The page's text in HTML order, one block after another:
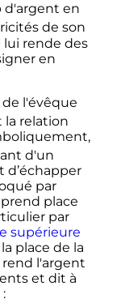
d'argent en
de son
lui rende des
en
l'évêque
la relation
d'un
par
prend place
par
supérieure
place de la
rend l'argent
et dit à
: